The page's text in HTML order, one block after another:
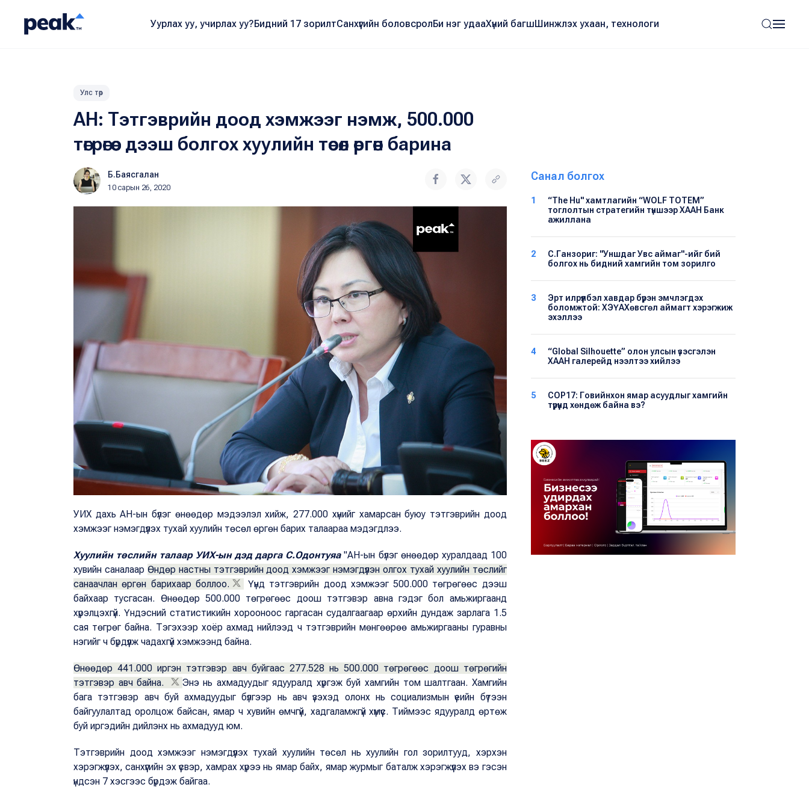
Уурлах уу, учирлах уу?Бидний 17 зорилтСанхүүгийн боловсролБи нэг удааХүний багшШинжлэх ухаан, технологи
Улс төр
АН: Тэтгэврийн доод хэмжээг нэмж, 500.000
төгрөгөөс дээш болгох хуулийн төсөл өргөн барина
Б.Баясгалан
10 сарын 26, 2020
УИХ дахь АН-ын бүлэг өнөөдөр мэдээлэл хийж, 277.000 хүнийг хамарсан буюу тэтгэврийн доод
хэмжээг нэмэгдүүлэх тухай хуулийн төсөл өргөн барих талаараа мэдэгдлээ.
Хуулийн төслийн талаар УИХ-ын дэд дарга С.Одонтуяа"АН-ын бүлэг өнөөдөр хуралдаад 100
хувийн саналаар Өндөр настны тэтгэврийн доод хэмжээг нэмэгдүүлэн олгох тухай хуулийн төслийг
санаачлан өргөн барихаар боллоо.
Үүнд тэтгэврийн доод хэмжээг 500.000 төгрөгөөс дээш
байхаар тусгасан. Өнөөдөр 500.000 төгрөгөөс доош тэтгэвэр авна гэдэг бол амьжиргаанд
хүрэлцэхгүй. Үндэсний статистикийн хорооноос гаргасан судалгаагаар өрхийн дундаж зарлага 1.5
сая төгрөг байна. Тэгэхээр хоёр ахмад нийлээд ч тэтгэврийн мөнгөөрөө амьжиргааны гуравны
нэгийг ч бүрдүүлж чадахгүй хэмжээнд байна.
Өнөөдөр 441.000 иргэн тэтгэвэр авч буйгаас 277.528 нь 500.000 төгрөгөөс доош төгрөгийн
тэтгэвэр авч байна.
Энэ нь ахмадуудыг ядууралд хүргэж буй хамгийн том шалтгаан. Хамгийн
бага тэтгэвэр авч буй ахмадуудыг бүлгээр нь авч үзэхэд олонх нь социализмын үеийн бүтээн
байгуулалтад оролцож байсан, ямар ч хувийн өмчгүй, хадгаламжгүй хүмүүс. Тиймээс ядууралд өртөж
буй иргэдийн дийлэнх нь ахмадууд юм.
Тэтгэврийн доод хэмжээг нэмэгдүүлэх тухай хуулийн төсөл нь хуулийн гол зорилтууд, хэрхэн
хэрэгжүүлэх, санхүүгийн эх үүсвэр, хамрах хүрээ нь ямар байх, ямар журмыг баталж хэрэгжүүлэх вэ гэсэн
үндсэн 7 хэсгээс бүрдэж байгаа.
Санал болгох
1
“The Hu" хамтлагийн “WOLF TOTEM”
тоглолтын стратегийн түншээр ХААН Банк
ажиллана
2
С.Ганзориг: "Уншдаг Увс аймаг"-ийг бий
болгох нь бидний хамгийн том зорилго
3
Эрт илрүүлбэл хавдар бүрэн эмчлэгдэх
боломжтой: ХЭҮА​Хөвсгөл аймагт хэрэгжиж
эхэллээ
4
“Global Silhouette” олон улсын үзэсгэлэн
ХААН галерейд нээлтээ хийлээ
5
COP17: Говийнхон ямар асуудлыг хамгийн
түрүүнд хөндөж байна вэ?